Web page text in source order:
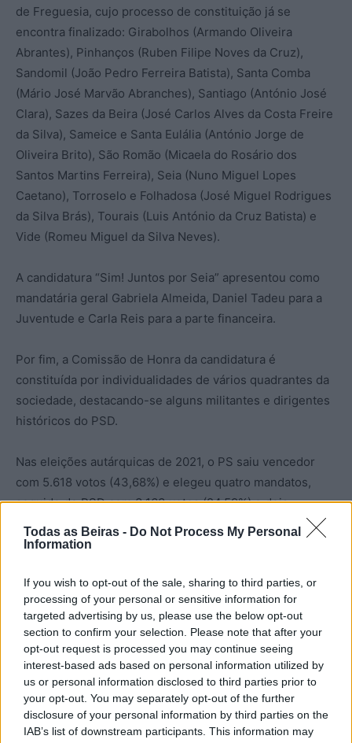
Todas as Beiras - Do Not Process My Personal
Information
If you wish to opt-out of the sale, sharing to third parties, or
processing of your personal or sensitive information for
targeted advertising by us, please use the below opt-out
section to confirm your selection. Please note that after your
opt-out request is processed you may continue seeing
interest-based ads based on personal information utilized by
us or personal information disclosed to third parties prior to
your opt-out. You may separately opt-out of the further
disclosure of your personal information by third parties on the
IAB’s list of downstream participants. This information may
de Freguesia, cujo processo de constituição já se
encontra finalizado: Girabolhos (Armando Oliveira
Abrantes), Pinhanços (Ruben Filipe Noves da Cruz),
Sandomil (João Pedro Ferreira Batista), Santa Comba
(Mário José Marvão Abranches), Santiago (António José
Clara), Sazes da Beira (José Carlos Alves da Costa Freire
da Silva), Sameice e Santa Eulália (António Jorge de
Oliveira Brito), São Romão (Micaela do Rosário dos
Santos Martins Ferreira), Seia (Nuno Miguel Lopes
Caetano), Torroselo e Folhadosa (José Miguel Rodrigues
da Silva Brás), Tourais (Luis António da Cruz Batista) e
Vide (Romeu Miguel da Silva Neves).
A candidatura “Sim! Juntos por Seia” apresentou como
mandatária geral Gabriela Almeida, Daniel Tadeu para a
Juventude e Carla Reis para a parte financeira.
Por fim, a Comissão de Honra da candidatura é
constituída por individualidades de vários quadrantes da
sociedade, destacando-se alguns militantes e dirigentes
históricos do PSD.
Nas eleições autárquicas de 2021, o PS saiu vencedor
com 5.618 votos (43,68%) e elegeu quatro mandatos,
seguido do PSD com 3.163 votos (24,59%) e dois
mandatos, e do movimento JPNT com 2.283 votos
(17,75%) e um mandato. O Chega obteve 718 votos
José Manuel Brito (Seia Digital)